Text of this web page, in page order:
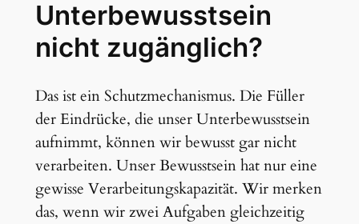
Unterbewusstsein
nicht zugänglich?
Das ist ein Schutzmechanismus. Die Füller
der Eindrücke, die unser Unterbewusstsein
aufnimmt, können wir bewusst gar nicht
verarbeiten. Unser Bewusstsein hat nur eine
gewisse Verarbeitungskapazität. Wir merken
das, wenn wir zwei Aufgaben gleichzeitig